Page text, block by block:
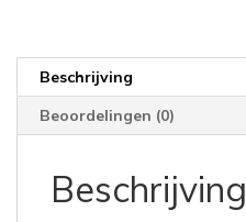
Beschrijving
Beoordelingen (0)
Beschrijving